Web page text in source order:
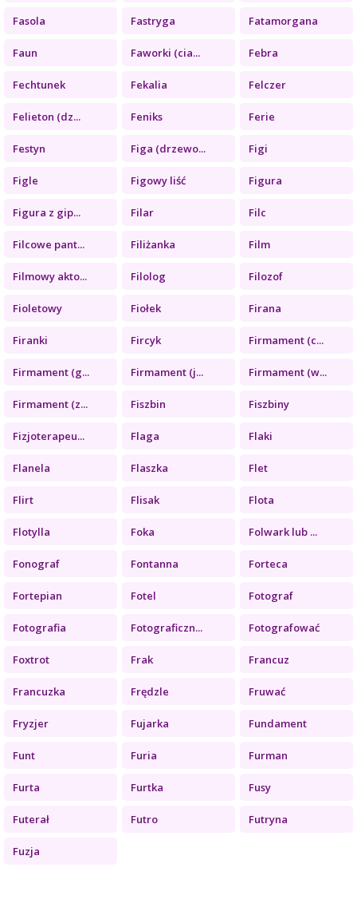
Fasola Fastryga Fatamorgana
Faun Faworki (cia... Febra
Fechtunek Fekalia Felczer
Felieton (dz... Feniks Ferie
Festyn Figa (drzewo... Figi
Figle Figowy liść Figura
Figura z gip... Filar Filc
Filcowe pant... Filiżanka Film
Filmowy akto... Filolog Filozof
Fioletowy Fiołek Firana
Firanki Fircyk Firmament (c...
Firmament (g... Firmament (j... Firmament (w...
Firmament (z... Fiszbin Fiszbiny
Fizjoterapeu... Flaga Flaki
Flanela Flaszka Flet
Flirt Flisak Flota
Flotylla Foka Folwark lub ...
Fonograf Fontanna Forteca
Fortepian Fotel Fotograf
Fotografia Fotograficzn... Fotografować
Foxtrot Frak Francuz
Francuzka Frędzle Fruwać
Fryzjer Fujarka Fundament
Funt Furia Furman
Furta Furtka Fusy
Futerał Futro Futryna
Fuzja